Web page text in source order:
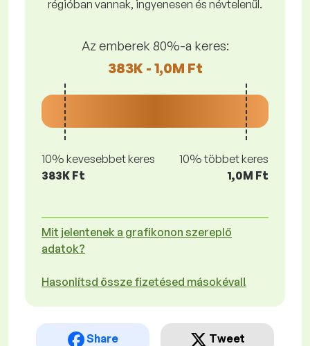
régióban vannak, ingyenesen és névtelenül.
Az emberek 80%-a keres:
383K - 1,0M Ft
10% kevesebbet keres
383K Ft
10% többet keres
1,0M Ft
Mit jelentenek a grafikonon szereplő
adatok?
Hasonlítsd össze fizetésed másokéval!
Share Tweet